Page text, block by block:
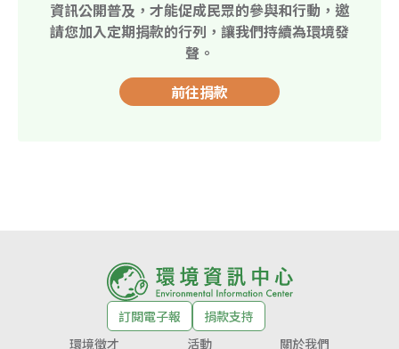
資訊公開普及，才能促成民眾的參與和行動，邀
請您加入定期捐款的行列，讓我們持續為環境發
聲。
前往捐款
訂閱電子報
捐款支持
環境徵才
活動 關於我們